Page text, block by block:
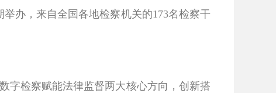
办，来自全国各地检察机关的173名检察干
字检察赋能法律监督两大核心方向，创新搭